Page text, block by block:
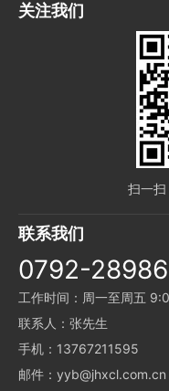
关注我们
扫一扫
联系我们
0792-
工作时间：周一至周五
联系人：张先生
手机：13767211595
邮件：yyb@jhxcl.com.cn